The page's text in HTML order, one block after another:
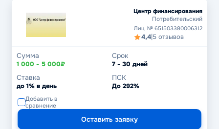
Центр финансирования
Потребительский
Лиц. № 651503380006312
4,4|5 отзывов
Сумма
1 000 - 5 000₽
Срок
7 - 30 дней
Ставка
до 1% в день
ПСК
До 292%
Добавить в
сравнение
Оставить заявку